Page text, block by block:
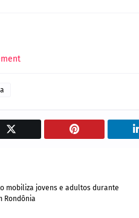
mobiliza jovens e adultos durante
Rondônia